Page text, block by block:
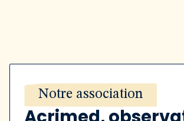
Notre association